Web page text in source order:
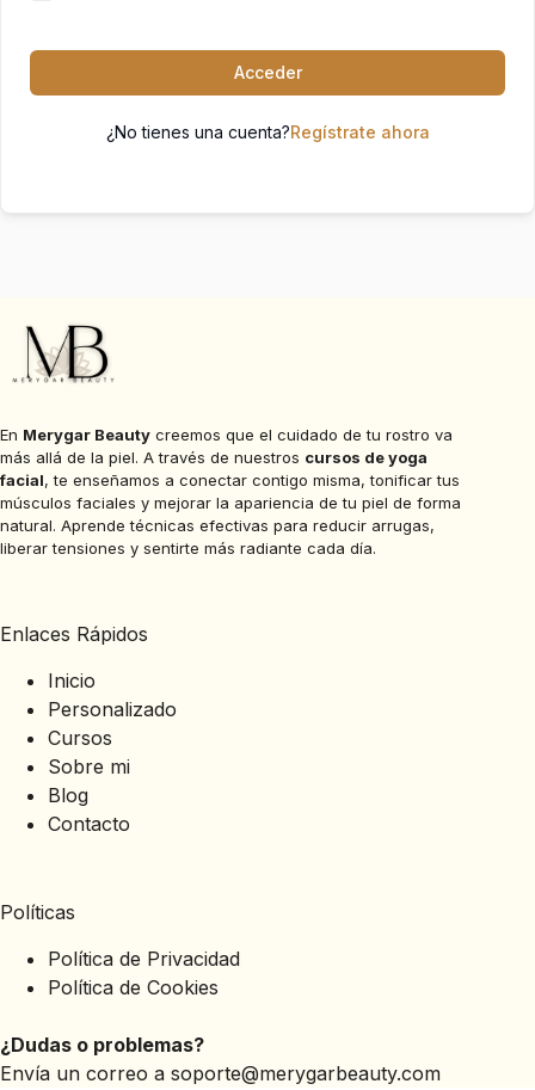
Acceder
¿No tienes una cuenta?Regístrate ahora
En Merygar Beauty creemos que el cuidado de tu rostro va
más allá de la piel. A través de nuestros cursos de yoga
facial, te enseñamos a conectar contigo misma, tonificar tus
músculos faciales y mejorar la apariencia de tu piel de forma
natural. Aprende técnicas efectivas para reducir arrugas,
liberar tensiones y sentirte más radiante cada día.
Enlaces Rápidos
Inicio
Personalizado
Cursos
Sobre mi
Blog
Contacto
Políticas
Política de Privacidad
Política de Cookies
¿Dudas o problemas?
Envía un correo a soporte@merygarbeauty.com